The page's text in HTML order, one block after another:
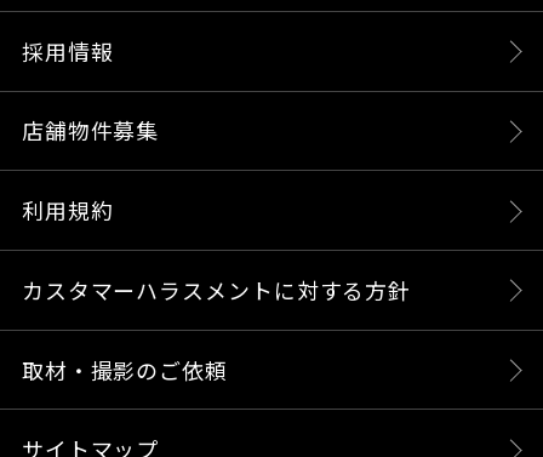
採用情報
店舗物件募集
利用規約
カスタマーハラスメントに対する方針
取材・撮影のご依頼
サイトマップ